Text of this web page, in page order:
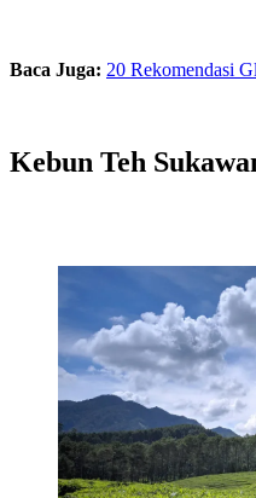
Baca Juga: 20 Rekomendasi
Kebun Teh